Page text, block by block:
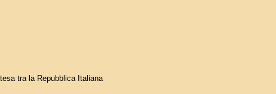
tra la Repubblica Italiana